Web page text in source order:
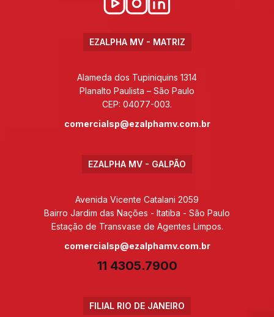
EZALPHA MV - MATRIZ
Alameda dos Tupiniquins 1314
Planalto Paulista – São Paulo
CEP: 04077-003.
comercialsp@ezalphamv.com.br
EZALPHA MV - GALPÃO
Avenida Vicente Catalani 2059
Bairro Jardim das Nações - Itatiba - São Paulo
Estação de Transvase de Agentes Limpos.
comercialsp@ezalphamv.com.br
11 4305.7900
FILIAL RIO DE JANEIRO